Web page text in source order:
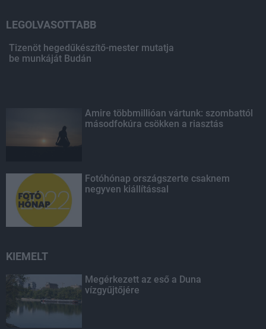
LEGOLVASOTTABB
Tizenöt hegedűkészítő-mester mutatja
be munkáját Budán
Amire többmillióan vártunk: szombattól
másodfokúra csökken a riasztás
Fotóhónap országszerte csaknem
negyven kiállítással
KIEMELT
Megérkezett az eső a Duna
vízgyűjtőjére